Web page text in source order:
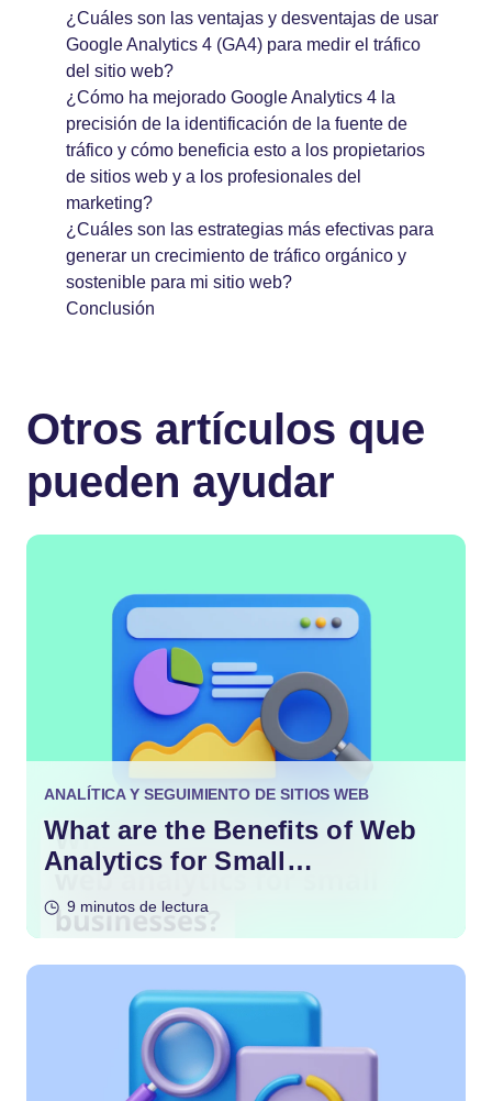
¿Cuáles son las ventajas y desventajas de usar
Google Analytics 4 (GA4) para medir el tráfico
del sitio web?
¿Cómo ha mejorado Google Analytics 4 la
precisión de la identificación de la fuente de
tráfico y cómo beneficia esto a los propietarios
de sitios web y a los profesionales del
marketing?
¿Cuáles son las estrategias más efectivas para
generar un crecimiento de tráfico orgánico y
sostenible para mi sitio web?
Conclusión
Otros artículos que
pueden ayudar
ANALÍTICA Y SEGUIMIENTO DE SITIOS WEB
What are the Benefits of Web
Analytics for Small
9 minutos de lectura